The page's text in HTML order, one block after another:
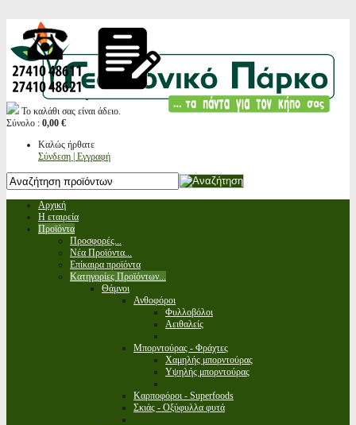
Το καλάθι σας είναι άδειο.
Σύνολο : 0,00 €
Καλώς ήρθατε
Σύνδεση | Εγγραφή
Αρχική
Η εταιρεία
Προϊόντα
Προσφορές...
Νέα Προϊόντα...
Επίκαιρα προϊόντα
Κατηγορίες Προϊόντων...
Θάμνοι
Ανθοφόροι
Φυλλοβόλοι
Αειθαλείς
Μπορντούρας - Φράχτες
Χαμηλής μπορντούρας
Υψηλής μπορντούρας
Καρποφόροι - Superfoods
Σκιάς - Οξύφυλλα φυτά